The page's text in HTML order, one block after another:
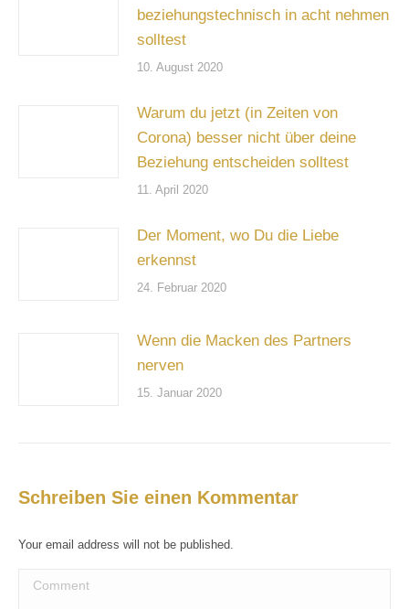
beziehungstechnisch in acht nehmen
solltest
10. August 2020
Warum du jetzt (in Zeiten von
Corona) besser nicht über deine
Beziehung entscheiden solltest
11. April 2020
Der Moment, wo Du die Liebe
erkennst
24. Februar 2020
Wenn die Macken des Partners
nerven
15. Januar 2020
Schreiben Sie einen Kommentar
Your email address will not be published.
Comment